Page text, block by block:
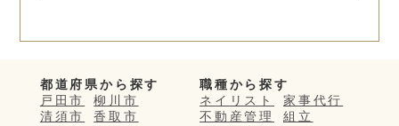
都道府県から探す
戸田市
柳川市
清須市
香取市
職種から探す
ネイリスト
家事代行
不動産管理
組立